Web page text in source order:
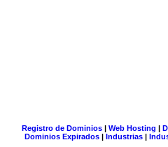
Registro de Dominios| Web Hosting |
Dominios Expirados | Industrias |